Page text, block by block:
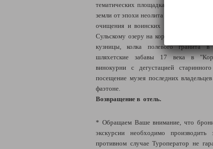
тематических площадках,
земли от эпохи неолита до наших дней.
очищения и воинских забавах времен
Сульскому озеру на корабле викингов -
кузницы, колка полевого гранита
шляхетские забавы 17 века в
винокурни с дегустацией
посещение музея последних
фаэтоне.
Возвращение в отель.
* Обращаем Ваше внимание, что
экскурсии необходимо
противном случае Туроператор не